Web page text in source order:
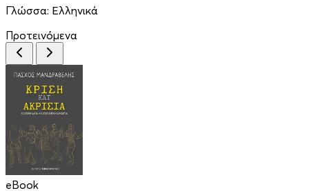
Γλώσσα: Ελληνικά
Προτεινόμενα
eBook